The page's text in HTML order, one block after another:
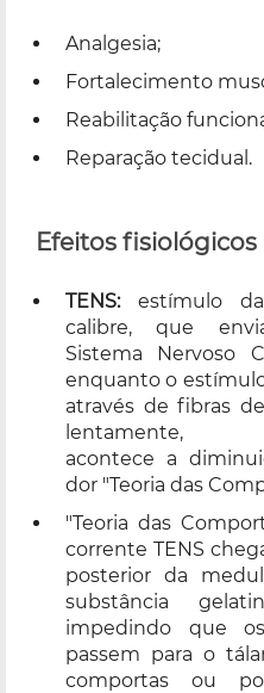
Analgesia;
Fortalecimento
Reabilitação
Reparação tecidual.
Efeitos fisiológicos
TENS:estímulo
calibre, que
Sistema Nervoso
enquanto o
através de fibras
lentamente,
acontece a
dor "Teoria das
"Teoria das
corrente TENS
posterior da
substância
impedindo que
passem para o
comportas ou